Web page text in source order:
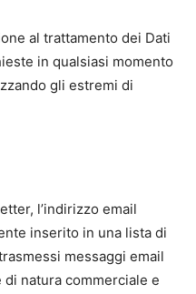
al trattamento dei Dati
in qualsiasi momento
gli estremi di
l’indirizzo email
inserito in una lista di
messaggi email
natura commerciale e